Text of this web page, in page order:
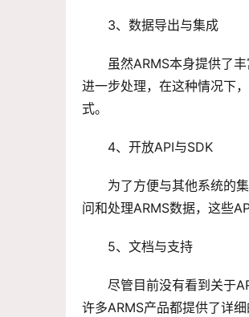
3、数据导出与集成
虽然ARMS本身提供了
进一步处理，在这种情况下
式。
4、开放API与SDK
为了方便与其他系统的
问和处理ARMS数据，这些
5、文档与支持
尽管目前没有看到关于
许多ARMS产品都提供了详